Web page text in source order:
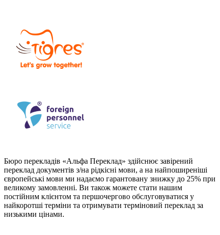
Бюро перекладів «Альфа Переклад» здійснює завірений
переклад документів з/на рідкісні мови, а на найпоширеніші
європейські мови ми надаємо гарантовану знижку до 25% при
великому замовленні. Ви також можете стати нашим
постійним клієнтом та першочергово обслуговуватися у
найкоротші терміни та отримувати терміновий переклад за
низькими цінами.